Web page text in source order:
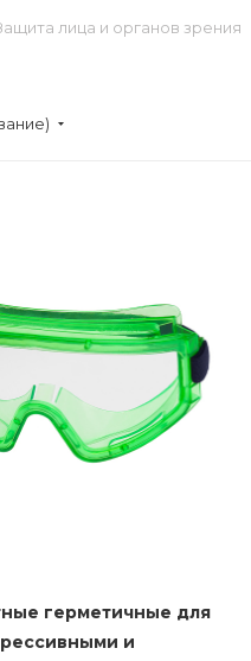
лица и органов зрения
герметичные для
и